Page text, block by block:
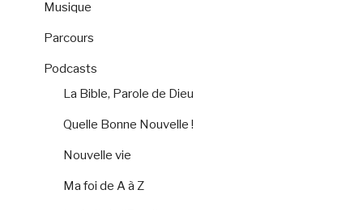
Musique
Parcours
Podcasts
La Bible, Parole de Dieu
Quelle Bonne Nouvelle !
Nouvelle vie
Ma foi de A à Z